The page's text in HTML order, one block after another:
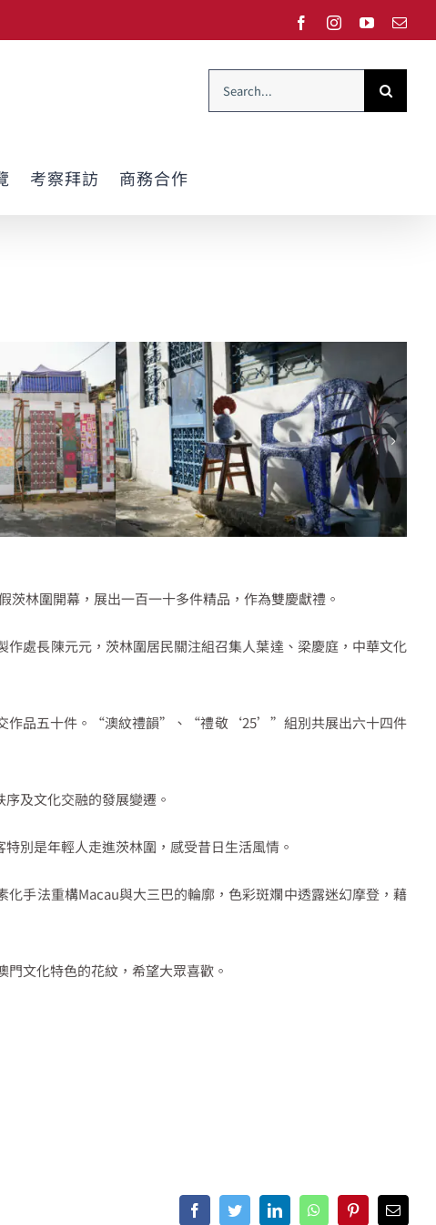
FacebookInstagramYouTube
Search
for:
考察拜訪 商務合作
林圍開幕，展出一百一十多件精品，作為雙慶獻禮。
處長陳元元，茨林圍居民關注組召集人葉達、梁慶庭，中華文化
交作品五十件。“澳紋禮韻”、“禮敬‘25’”組別共展出六十四件
及文化交融的發展變遷。
別是年輕人走進茨林圍，感受昔日生活風情。
手法重構Macau與大三巴的輪廓，色彩斑斕中透露迷幻摩登，藉
文化特色的花紋，希望大眾喜歡。
FacebookTwitterLinkedInWhatsAppPinterestEmail